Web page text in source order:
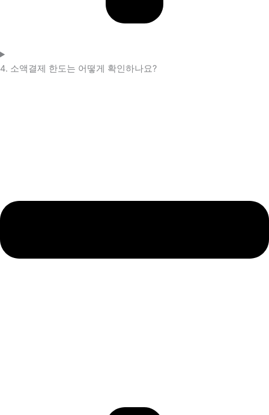
4. 소액결제 한도는 어떻게 확인하나요?